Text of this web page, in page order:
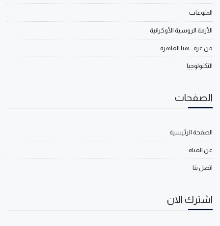
المنوعات
الأزمة الروسية الأوكرانية
من غزة.. هنا القاهرة
التكنولوجيا
الصفحات
الصفحة الرئيسية
عن القناة
اتصل بنا
اشترك الان